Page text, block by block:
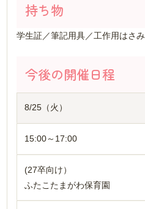
持ち物
学生証／筆記用具／工作用はさみ
今後の開催日程
8/25（火）
15:00～17:00
(27卒向け）
ふたこたまがわ保育園